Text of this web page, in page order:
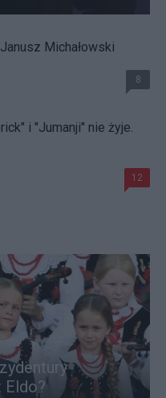
Michałowski
8
i "Jumanji" nie żyje.
12